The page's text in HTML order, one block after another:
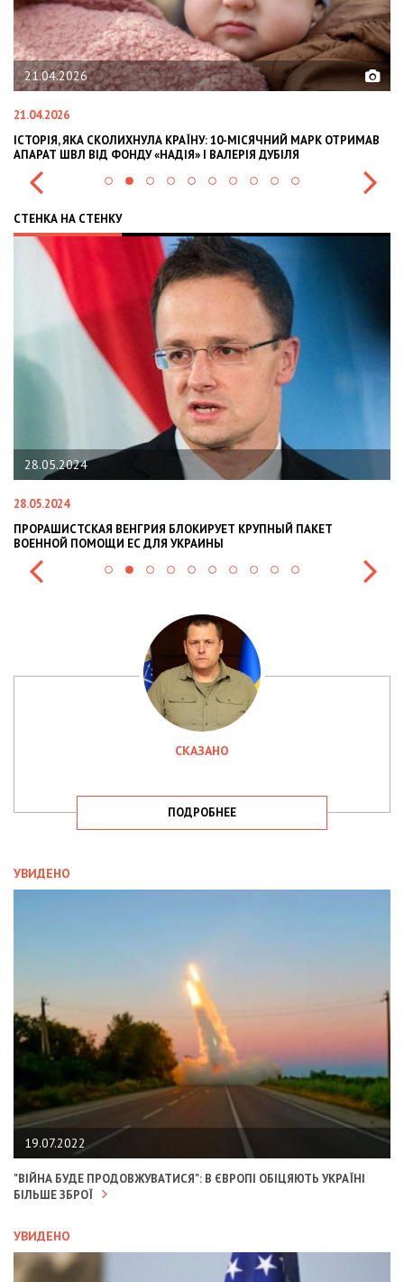
КРАЇНУ: 10-МІСЯЧНИЙ МАРК ОТРИМАВ
«НАДІЯ» І ВАЛЕРІЯ ДУБІЛЯ
02.02.2026
OLEKSII ABASOV: HOW
INTERNATIONAL
СТЕНКА НА СТЕНКУ
ВЕНГРИЯ БЛОКИРУЕТ КРУПНЫЙ ПАКЕТ
ЕС ДЛЯ УКРАИНЫ
22.01.2024
НАЦПОЛІЦІЯ
СКАЗАНО
ПОДРОБНЕЕ
УВИДЕНО
19.07.2022
"ВІЙНА БУДЕ ПРОДОВЖУВАТИСЯ": В ЄВРОПІ ОБІЦЯЮТЬ УКРАЇНІ
БІЛЬШЕ ЗБРОЇ
УВИДЕНО